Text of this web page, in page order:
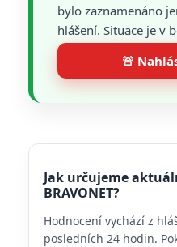
bylo zaznamenáno
hlášení. Situace je v
🚨
Jak určujeme
BRAVONET?
Hodnocení vychází z
posledních 24 hodin.